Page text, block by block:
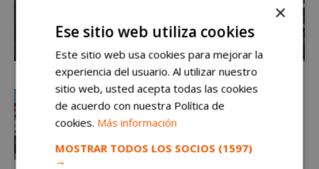
×
Ese sitio web utiliza cookies
Este sitio web usa cookies para mejorar la
experiencia del usuario. Al utilizar nuestro
sitio web, usted acepta todas las cookies
de acuerdo con nuestra Política de
cookies. Más información
MOSTRAR TODOS LOS SOCIOS (1597)
→